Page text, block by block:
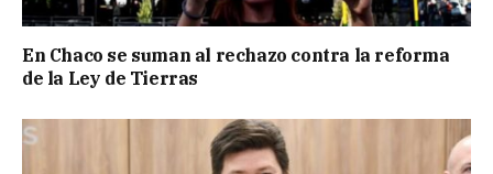
En Chaco se suman al rechazo contra la reforma
de la Ley de Tierras